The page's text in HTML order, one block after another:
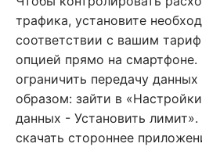
трафика, установите
соответствии с вашим
опцией прямо на
ограничить передачу
образом: зайти в
данных - Установить
скачать стороннее